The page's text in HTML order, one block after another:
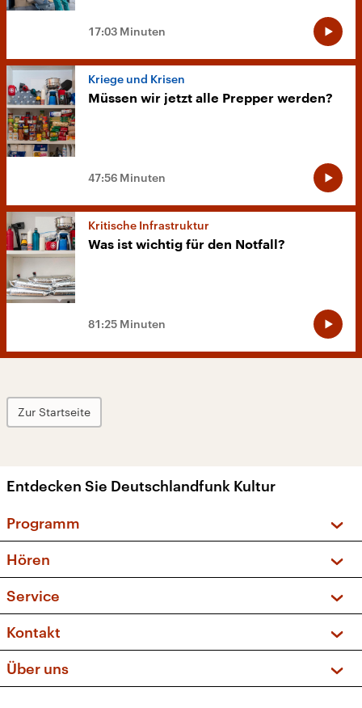
17:03 Minuten
Kriege und Krisen
Müssen wir jetzt alle Prepper werden?
47:56 Minuten
Kritische Infrastruktur
Was ist wichtig für den Notfall?
81:25 Minuten
Zur Startseite
Entdecken Sie Deutschlandfunk Kultur
Programm
Sendungen und Podcasts
Musikliste
Kakadu – Das Kinderprogramm
Hören
Frequenzen (UKW + DAB+)
Service
FAQ
Apps
Newsletter
Kontakt
Social Media
Über uns